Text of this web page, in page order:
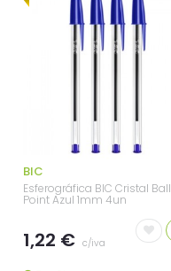
BIC
Esferográfica BIC Cristal Ball
Point Azul 1mm 4un
1,22 € c/iva